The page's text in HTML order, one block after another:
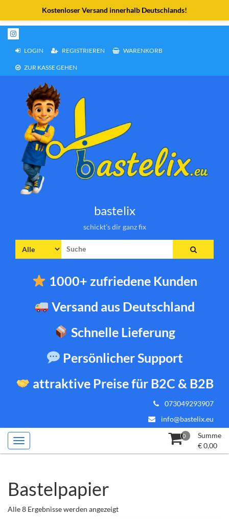
Weiter
zum
Inhalt
LOGIN REGISTRIEREN WARENKORB
ZUR KASSE GEHEN
bastelix
schickt's dir ganz fix
nach:
1000+ zufriedene Kunden
Versand aus Deutschland
Schnelle Lieferung
Persönlicher Support
attraktive Preise für B2C & B2B
073049293907
info@bastelix.eu
0
Summe
€0,00
Bastelpapier
Alle 8 Ergebnisse werden angezeigtNach